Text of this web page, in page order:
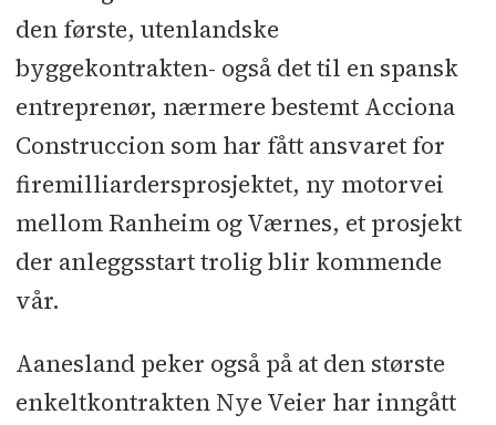
den første, utenlandske
byggekontrakten- også det til en spansk
entreprenør, nærmere bestemt Acciona
Construccion som har fått ansvaret for
firemilliardersprosjektet, ny motorvei
mellom Ranheim og Værnes, et prosjekt
der anleggsstart trolig blir kommende
vår.
Aanesland peker også på at den største
enkeltkontrakten Nye Veier har inngått